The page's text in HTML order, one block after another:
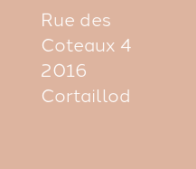
Rue des
Coteaux 4
2016
Cortaillod